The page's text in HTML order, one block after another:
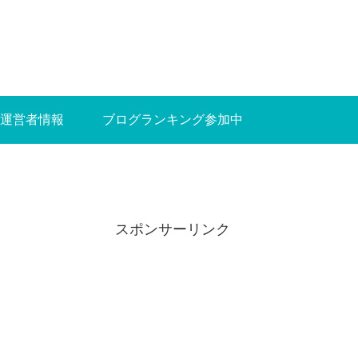
運営者情報 ブログランキング参加中
スポンサーリンク